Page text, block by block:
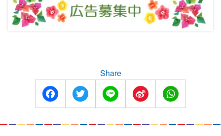
Share
FacebookTwitter Line
Sina
Weibo
WhatsApp